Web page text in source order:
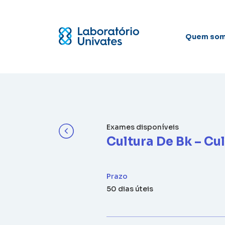
Quem
Exames disponíveis
Cultura De Bk –
Prazo
50 dias úteis